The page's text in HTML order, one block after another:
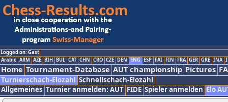
Logged on: Gast
Arabic ARM AZE BIH BUL CAT CHN CRO CZE DEN ENG ESP FAI FIN FRA GER GRE INA
Home Tournament-Database AUT championship Pictures
Turnierschach-Elozahl Schnellschach-Elozahl
Allgemeines Turnier anmelden: AUT FIDE Spieler anmelden Elo